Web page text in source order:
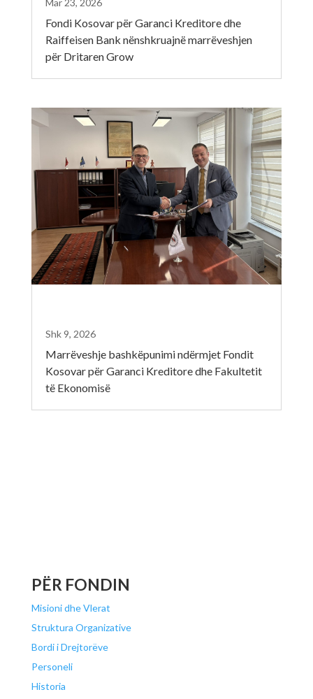
Fondi Kosovar për Garanci Kreditore dhe
Raiffeisen Bank nënshkruajnë marrëveshjen
për Dritaren Grow
Mar 23, 2026
Marrëveshje bashkëpunimi ndërmjet Fondit
Kosovar për Garanci Kreditore dhe Fakultetit
të Ekonomisë
Shk 9, 2026
PËR FONDIN
Misioni dhe Vlerat
Struktura Organizative
Bordi i Drejtorëve
Personeli
Historia